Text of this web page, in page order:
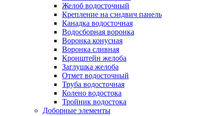
Желоб водосточный
Крепление на сэндвич панель
Канадка водосточная
Водосборная воронка
Воронка конусная
Воронка сливная
Кронштейн желоба
Заглушка желоба
Отмет водосточный
Труба водосточная
Колено водостока
Тройник водостока
Доборные элементы